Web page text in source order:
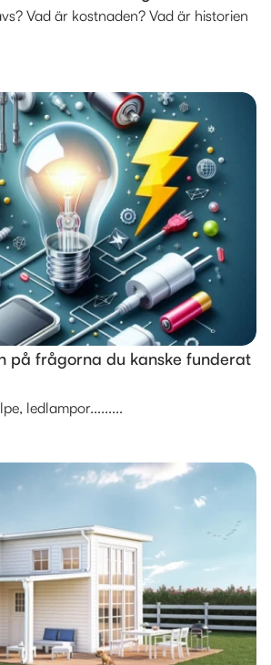
Vad är kostnaden? Vad är historien
på frågorna du kanske funderat
ledlampor.........